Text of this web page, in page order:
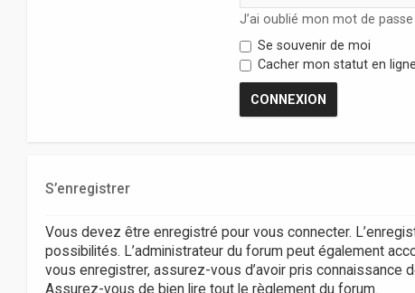
J’ai oublié mon mot de passe
Se souvenir de moi
Cacher mon statut en
S’enregistrer
Vous devez être enregistré pour vous connecter.
possibilités. L’administrateur du forum peut également
vous enregistrer, assurez-vous d’avoir pris connaissance
Assurez-vous de bien lire tout le règlement du forum.